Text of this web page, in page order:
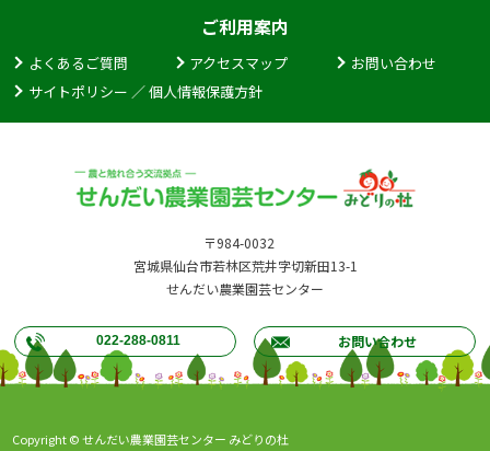
ご利用案内
よくあるご質問 アクセスマップ
お問い合わせ
サイトポリシー ／ 個人情報保護方針
〒984-0032
宮城県仙台市若林区荒井字切新田13-1
せんだい農業園芸センター
022-288-0811 お問い合わせ
Copyright © せんだい農業園芸センター みどりの杜